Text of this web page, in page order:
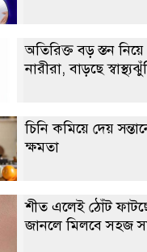
অতিরিক্ত বড় স্তন
নারীরা, বাড়ছে
চিনি কমিয়ে দেয়
ক্ষমতা
শীত এলেই ঠোঁট
জানলে মিলবে সহজ